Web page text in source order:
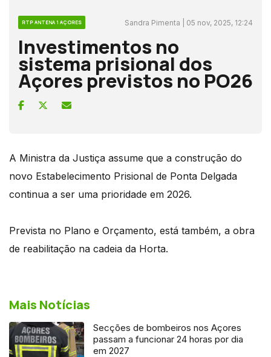
RTP ANTENA 1 AÇORES Sandra Pimenta | 05 nov, 2025, 12:24
Investimentos no
sistema prisional dos
Açores previstos no PO26
A Ministra da Justiça assume que a construção do
novo Estabelecimento Prisional de Ponta Delgada
continua a ser uma prioridade em 2026.
Prevista no Plano e Orçamento, está também, a obra
de reabilitação na cadeia da Horta.
Mais Notícias
Secções de bombeiros nos Açores
passam a funcionar 24 horas por dia
em 2027